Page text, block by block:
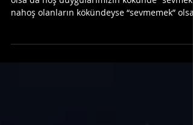
Davranışlarımızı belirleyen duygular çok
olsa da hoş duygularımızın kökünde “sevmek",